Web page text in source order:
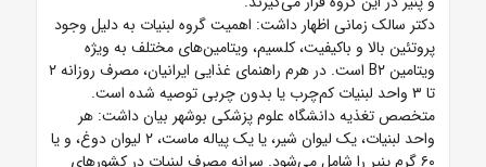
دکتر سالک زمانی اظهار داشت: اهمیت گروه لبنیات به دلیل وجود
پروتئین بالا و باکیفیت، کلسیم، ویتامین‌های مختلف به ویژه
ویتامین B۲ است. در هرم راهنمای غذایی ایرانیان، مصرف روزانه ۲
تا ۳ واحد لبنیات کم‌چرب یا بدون چربی توصیه شده است.
متخصص تغذیه دانشگاه علوم پزشکی بوشهر بیان داشت: هر
واحد لبنیات، یک لیوان شیر، یا یک پیاله ماست، ۲ لیوان دوغ، و یا
۶۰ گرم پنیر را شامل می‌شود. سرانه مصرف لبنیات در کشورهای